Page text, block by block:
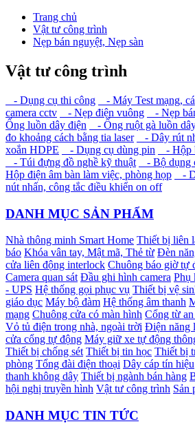
Trang chủ
Vật tư công trình
Nẹp bán nguyệt, Nẹp sàn
Vật tư công trình
- Dụng cụ thi công
- Máy Test mạng,
camera cctv
- Nẹp điện vuông - Nẹp
Ống luồn dây điện
- Ống ruột gà luồn
đo khoảng cách bằng tia laser
- Dây rút
xoắn HDPE
- Dụng cụ dùng pin
- Hộp
- Túi đựng đồ nghề kỹ thuật
- Bộ dụng
Hộp điện âm bàn làm việc, phòng họp
-
nút nhấn, công tắc điều khiển on off
DANH MỤC SẢN PHẨM
Nhà thông minh Smart Home Thiết bị liên
báo Khóa vân tay, Mật mã, Thẻ từ Đèn
cửa liên động interlock Chuông báo giờ tự
Camera quan sát Đầu ghi hình camera Phụ
- UPS Hệ thống gọi phục vụ Thiết bị vệ
giáo dục Máy bộ đàm Hệ thống âm thanh
mạng Chuông cửa có màn hình Cổng từ
Vỏ tủ điện trong nhà, ngoài trời Điện năng
cửa cổng tự động Máy giữ xe tự động
Thiết bị chống sét Thiết bị tin học Thiết bị
phòng Tổng đài điện thoại Dây cáp tín hiệu
thanh không dây Thiết bị ngành bán hàng
hội nghị truyền hình Vật tư công trình Sản
DANH MỤC TIN TỨC